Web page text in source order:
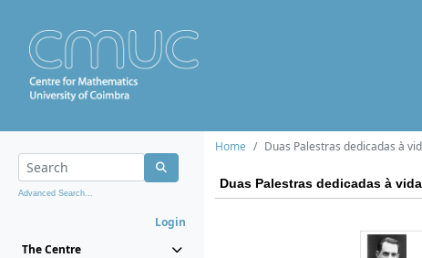
Advanced Search...
Login
The Centre
Home Duas Palestras dedicadas à
Duas Palestras dedicadas à